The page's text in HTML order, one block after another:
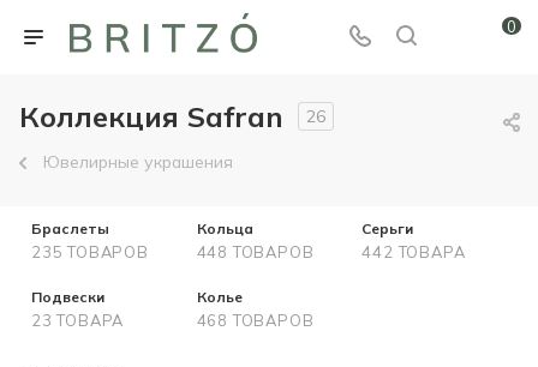
0
Коллекция Safran 26
Ювелирные украшения
Браслеты
235 ТОВАРОВ
Кольца
448 ТОВАРОВ
Серьги
442 ТОВАРА
Подвески
23 ТОВАРА
Колье
468 ТОВАРОВ